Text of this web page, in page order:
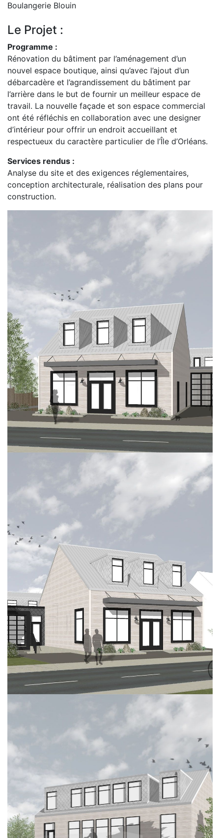
Boulangerie Blouin
Le Projet :
Programme :
Rénovation du bâtiment par l’aménagement d’un
nouvel espace boutique, ainsi qu’avec l’ajout d’un
débarcadère et l’agrandissement du bâtiment par
l’arrière dans le but de fournir un meilleur espace de
travail. La nouvelle façade et son espace commercial
ont été réfléchis en collaboration avec une designer
d’intérieur pour offrir un endroit accueillant et
respectueux du caractère particulier de l’Île d’Orléans.
Services rendus :
Analyse du site et des exigences réglementaires,
conception architecturale, réalisation des plans pour
construction.